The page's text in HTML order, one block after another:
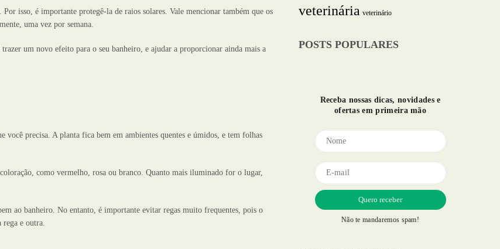
isso, é importante protegê-la de raios solares. Vale mencionar também que os
uma vez por semana.
um novo efeito para o seu banheiro, e ajudar a proporcionar ainda mais a
precisa. A planta fica bem em ambientes quentes e úmidos, e tem folhas
como vermelho, rosa ou branco. Quanto mais iluminado for o lugar,
ao banheiro. No entanto, é importante evitar regas muito frequentes, pois o
rega e outra.
veterinária veterinário
POSTS POPULARES
Receba nossas dicas, novidades e
ofertas em primeira mão
Não te mandaremos spam!